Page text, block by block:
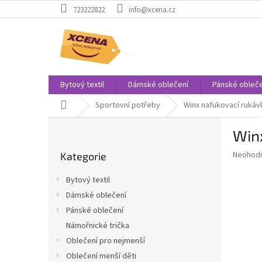
na
723222822 info@xcena.cz
Bytový textil Dámské oblečení Pánské
Domů Sportovní potřeby Winx nafukovací
kategorie
Kategorie
Bytový textil
Dámské oblečení
Pánské oblečení
Námořnické trička
Oblečení pro nejmenší
Oblečení menší děti